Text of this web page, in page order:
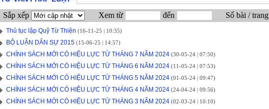
Sắp xếp Xem từ đến Số bài / trang
Thủ tục lập Quỹ Từ Thiện (16-11-25 | 10:35)
BỘ LUẬN DÂN SỰ 2015 (15-06-25 | 14:57)
CHÍNH SÁCH MỚI CÓ HIỆU LỰC TỪ THÁNG 7 NĂM 2024 (30-05-24 | 07:50)
CHÍNH SÁCH MỚI CÓ HIỆU LỰC TỪ THÁNG 6 NĂM 2024 (11-05-24 | 07:53)
CHÍNH SÁCH MỚI CÓ HIỆU LỰC TỪ THÁNG 5 NĂM 2024 (01-05-24 | 09:47)
CHÍNH SÁCH MỚI CÓ HIỆU LỰC TỪ THÁNG 4 NĂM 2024 (24-04-24 | 09:56)
CHÍNH SÁCH MỚI CÓ HIỆU LỰC TỪ THÁNG 3 NĂM 2024 (02-03-24 | 10:10)